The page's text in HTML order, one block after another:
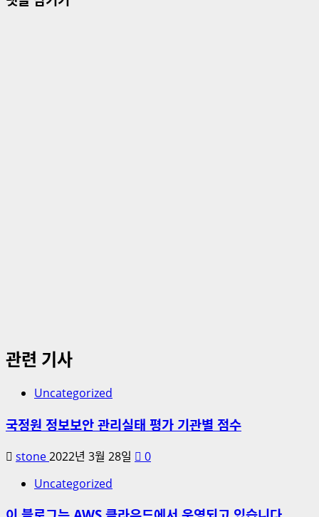
관련 기사
Uncategorized
국정원 정보보안 관리실태 평가 기관별 점수
stone2022년 3월 28일
0
Uncategorized